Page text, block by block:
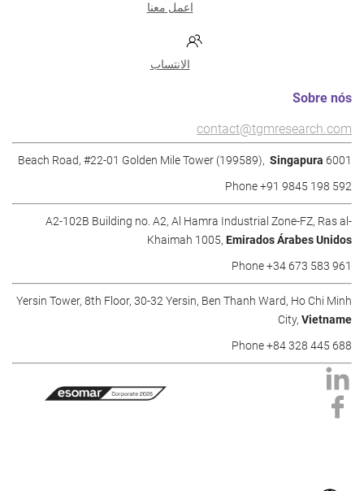
اعمل معنا
الانتساب
Sobre nós
contact@tgmresearch.com
6001 Beach Road, #22-01 Golden Mile Tower (199589),
Singapura
Phone +91 9845 198 592
A2-102B Building no. A2, Al Hamra Industrial Zone-FZ, Ras al-
Khaimah 1005, Emirados Árabes Unidos
Phone +34 673 583 961
Yersin Tower, 8th Floor, 30-32 Yersin, Ben Thanh Ward, Ho Chi Minh
City, Vietname
Phone +84 328 445 688